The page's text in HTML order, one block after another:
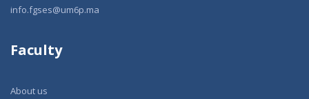
info.fgses@um6p.ma
Faculty
About us